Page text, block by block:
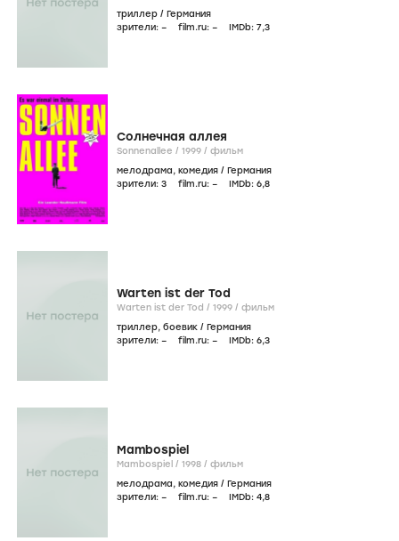
триллер / Германия
зрители: – film.ru: – IMDb: 7,3
Солнечная аллея
Sonnenallee / 1999 / фильм
мелодрама, комедия / Германия
зрители: 3 film.ru: – IMDb: 6,8
Warten ist der Tod
Warten ist der Tod / 1999 / фильм
триллер, боевик / Германия
зрители: – film.ru: – IMDb: 6,3
Mambospiel
Mambospiel / 1998 / фильм
мелодрама, комедия / Германия
зрители: – film.ru: – IMDb: 4,8